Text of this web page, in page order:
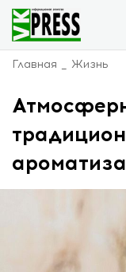
Главная Жизнь